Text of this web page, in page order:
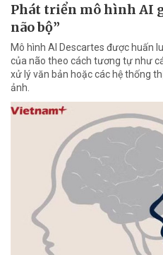
Phát triển mô hình AI
não bộ”
Mô hình AI Descartes được huấn
của não theo cách tương tự như
xử lý văn bản hoặc các hệ thống
ảnh.